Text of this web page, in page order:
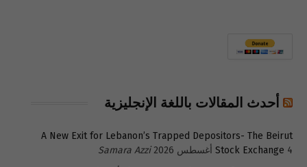
أحدث المقالات باللغة الإنجليزية
A New Exit for Lebanon’s Trapped Depositors- The Beirut
Stock Exchange 4 أغسطس 2026
Samara Azzi